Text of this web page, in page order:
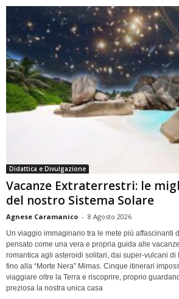
Didattica e Divulgazione
Vacanze Extraterrestri: le
del nostro Sistema Solare
Agnese Caramanico - 8 Agosto 2026
Un viaggio immaginario tra le mete più affascinanti
pensato come una vera e propria guida alle
romantica agli asteroidi solitari, dai super-vulcani di
fino alla “Morte Nera” Mimas. Cinque itinerari
viaggiare oltre la Terra e riscoprire, proprio
preziosa la nostra unica casa